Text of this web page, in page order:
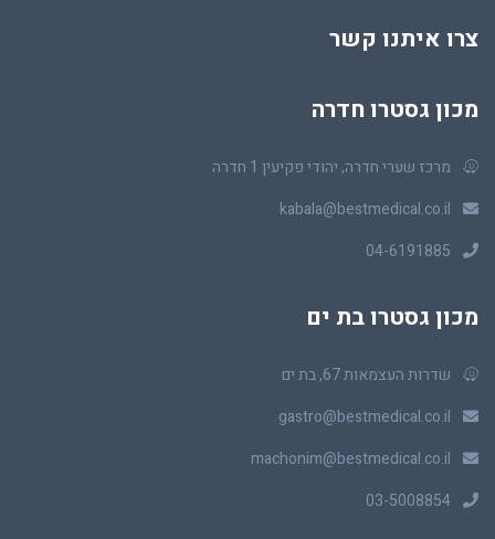
צרו איתנו קשר
מכון גסטרו חדרה
מרכז שערי חדרה, יהודי פקיעין 1 חדרה
kabala@bestmedical.co.il
04-6191885
מכון גסטרו בת ים
שדרות העצמאות 67, בת ים
gastro@bestmedical.co.il
machonim@bestmedical.co.il
03-5008854